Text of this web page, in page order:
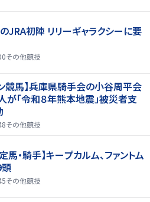
JRA初陣 リリーギャラクシーに要
その他競技
競馬】兵庫県騎手会の小谷周平会
が「令和８年熊本地震」被災者支
その他競技
馬・騎手】キープカルム、ファントム
その他競技